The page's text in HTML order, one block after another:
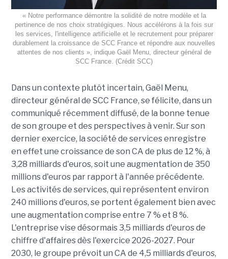
« Notre performance démontre la solidité de notre modèle et la
pertinence de nos choix stratégiques. Nous accélérons à la fois sur
les services, l'intelligence artificielle et le recrutement pour préparer
durablement la croissance de SCC France et répondre aux nouvelles
attentes de nos clients », indique Gaël Menu, directeur général de
SCC France. (Crédit SCC)
Dans un contexte plutôt incertain, Gaël Menu,
directeur général de SCC France, se félicite, dans un
communiqué récemment diffusé, de la bonne tenue
de son groupe et des perspectives à venir. Sur son
dernier exercice, la société de services enregistre
en effet une croissance de son CA de plus de 12 %, à
3,28 milliards d'euros, soit une augmentation de 350
millions d'euros par rapport à l'année précédente.
Les activités de services, qui représentent environ
240 millions d'euros, se portent également bien avec
une augmentation comprise entre 7 % et 8 %.
L'entreprise vise désormais 3,5 milliards d'euros de
chiffre d'affaires dès l'exercice 2026-2027. Pour
2030, le groupe prévoit un CA de 4,5 milliards d'euros,